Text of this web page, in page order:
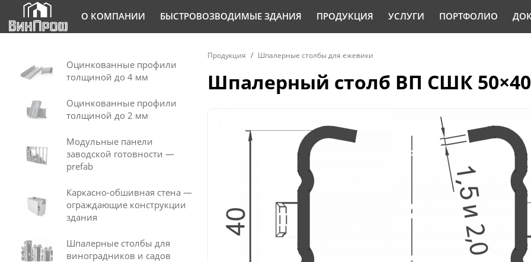
О КОМПАНИИ БЫСТРОВОЗВОДИМЫЕ ЗДАНИЯ ПРОДУКЦИЯ УСЛУГИ ПОРТФОЛИО
Оцинкованные профили
толщиной до 4 мм
Оцинкованные профили
толщиной до 2 мм
Модульные панели
заводской готовности —
prefab
Каркасно-обшивная стена —
ограждающие конструкции
здания
Шпалерные столбы для
виноградников и садов
Продукция Шпалерные столбы для ежевики
Шпалерный столб ВП СШК